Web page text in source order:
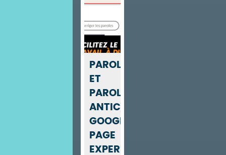
PAROLES2CHANSONS
ET
PAROLES.NET
ANTICIPE
GOOGLE
PAGE
EXPERIENCE